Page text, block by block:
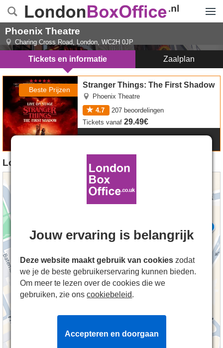
Phoenix Theatre
Charing Cross Road, London, WC2H 0JP
Tickets en informatie Zaalplan
Beste Prijzen
Stranger Things: The First Shadow
Phoenix Theatre
4.7
207 beoordelingen
Tickets vanaf 29.49€
Stranger Things: The First Shadow tickets
Locatie van Phoenix Theatre
Jouw ervaring is belangrijk
Deze website maakt gebruik van cookies zodat
we je de beste gebruikerservaring kunnen bieden.
Om meer te lezen over de cookies die we
gebruiken, zie onscookiebeleid.
Accepteren en doorgaan